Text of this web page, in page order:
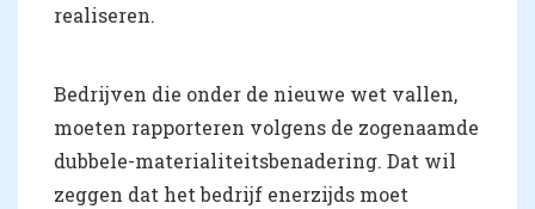
realiseren.
Bedrijven die onder de nieuwe wet vallen,
moeten rapporteren volgens de zogenaamde
dubbele-materialiteitsbenadering. Dat wil
zeggen dat het bedrijf enerzijds moet